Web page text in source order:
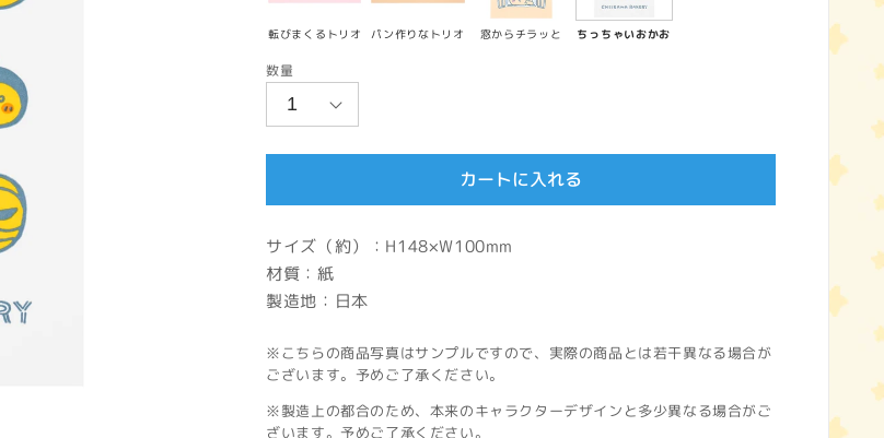
転びまくるトリオ パン作りなトリオ 窓からチラッと ちっちゃいおかお
数量
カートに入れる
サイズ（約）：H148×W100mm
材質：紙
製造地：日本
※こちらの商品写真はサンプルですので、実際の商品とは若干異なる場合が
ございます。予めご了承ください。
※製造上の都合のため、本来のキャラクターデザインと多少異なる場合がご
ざいます。予めご了承ください。